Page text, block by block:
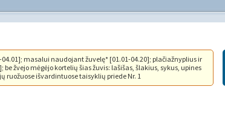
04.01]; masalui naudojant žuvelę* [01.01-04.20]; plačiažnyplius ir
be žvejo mėgėjo kortelių šias žuvis: lašišas, šlakius, sykus, upines
ruožuose išvardintuose taisyklių priede Nr. 1